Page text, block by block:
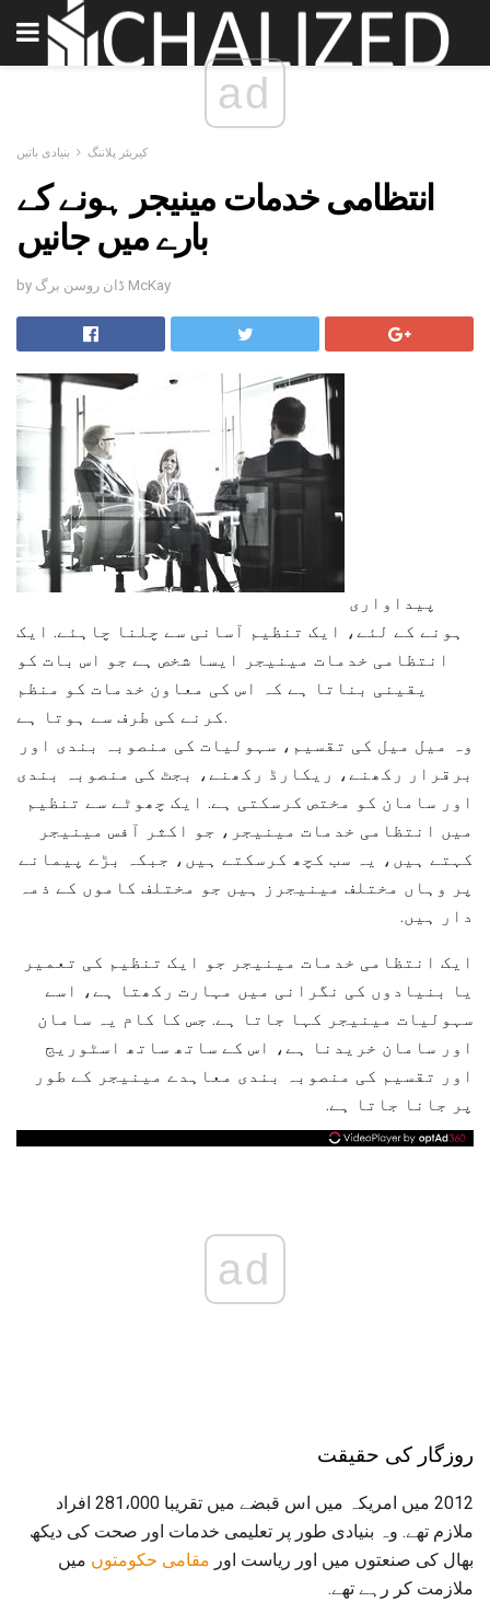
ad
کیریئر پلاننگ بنیادی باتیں
انتظامی خدمات مینیجر ہونے کے
بارے میں جانیں
by ڈان روسن برگ McKay
ہونے کے لئے، ایک تنظیم آسانی سے چلنا چاہئے. ایک
انتظامی خدمات مینیجر ایسا شخص ہے جو اس بات کو
یقینی بناتا ہے کہ اس کی معاون خدمات کو منظم
کرنے کی طرف سے ہوتا ہے.
وہ میل میل کی تقسیم، سہولیات کی منصوبہ بندی اور
برقرار رکھنے، ریکارڈ رکھنے، بجٹ کی منصوبہ بندی
اور سامان کو مختص کرسکتی ہے. ایک چھوٹے سے تنظیم
میں انتظامی خدمات مینیجر، جو اکثر آفس مینیجر
کہتے ہیں، یہ سب کچھ کرسکتے ہیں، جبکہ بڑے پیمانے
پر وہاں مختلف مینیجرز ہیں جو مختلف کاموں کے ذمہ
دار ہیں.
ایک انتظامی خدمات مینیجر جو ایک تنظیم کی تعمیر
یا بنیادوں کی نگرانی میں مہارت رکھتا ہے، اسے
سہولیات مینیجر کہا جاتا ہے. جس کا کام یہ سامان
اور سامان خریدنا ہے، اس کے ساتھ ساتھ اسٹوریج
اور تقسیم کی منصوبہ بندی معاہدے مینیجر کے طور
پر جانا جاتا ہے.
ad
روزگار کی حقیقت
2012 میں امریکہ میں اس قبضے میں تقریبا 281،000 افراد
ملازم تھے. وہ بنیادی طور پر تعلیمی خدمات اور صحت کی دیکھ
بھال کی صنعتوں میں اور ریاست اور مقامی حکومتوں میں
ملازمت کر رہے تھے.